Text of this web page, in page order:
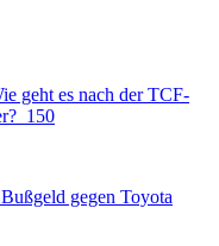
geht es nach der TCF-
150
gegen Toyota